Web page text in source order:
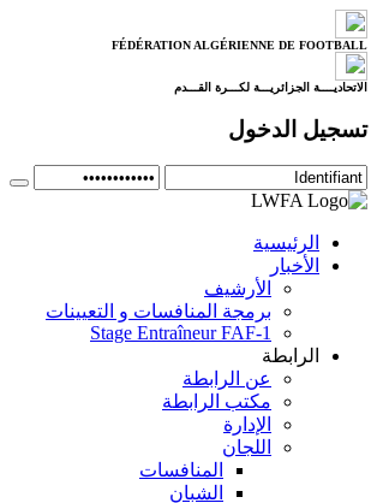
FÉDÉRATION ALGÉRIENNE DE FOOTBALL
الاتحاديــــة الجزائريـــة لكـــرة القـــدم
تسجيل الدخول
الرئيسية
الأخبار
الأرشيف
برمجة المنافسات و التعيينات
Stage Entraîneur FAF-1
الرابطة
عن الرابطة
مكتب الرابطة
الإدارة
اللجان
المنافسات
الشبان